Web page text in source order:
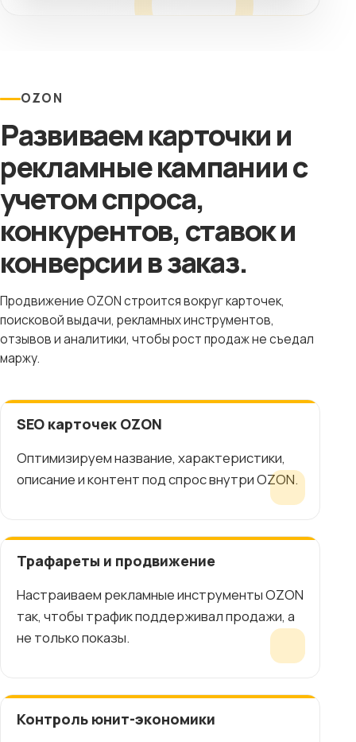
OZON
Развиваем карточки и
рекламные кампании с
учетом спроса,
конкурентов, ставок и
конверсии в заказ.
Продвижение OZON строится вокруг карточек,
поисковой выдачи, рекламных инструментов,
отзывов и аналитики, чтобы рост продаж не съедал
маржу.
SEO карточек OZON
Оптимизируем название, характеристики,
описание и контент под спрос внутри OZON.
Трафареты и продвижение
Настраиваем рекламные инструменты OZON
так, чтобы трафик поддерживал продажи, а
не только показы.
Контроль юнит-экономики